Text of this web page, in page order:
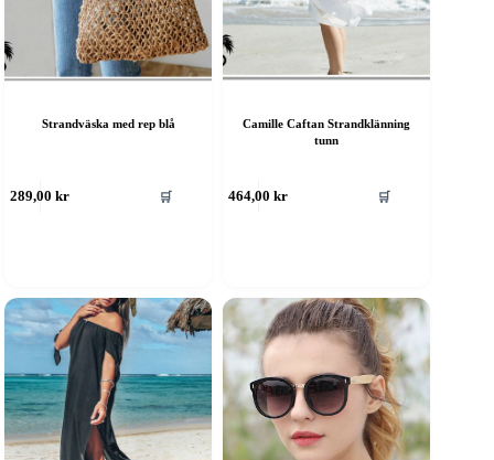
Strandväska med rep blå
289,00kr 🛒
Camille Caftan Strandklänning
tunn
464,00kr 🛒